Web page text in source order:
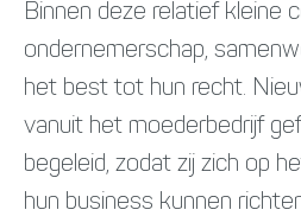
Binnen deze relatief kleine
ondernemerschap,
het best tot hun recht.
vanuit het moederbedrijf
begeleid, zodat zij zich op
hun business kunnen